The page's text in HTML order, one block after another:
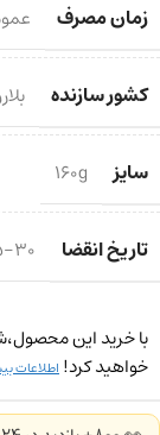
زمان مصرف
کشور سازنده
سایز 160g
تاریخ انقضا 30
با خرید این
خواهید کرد! اطلاعات